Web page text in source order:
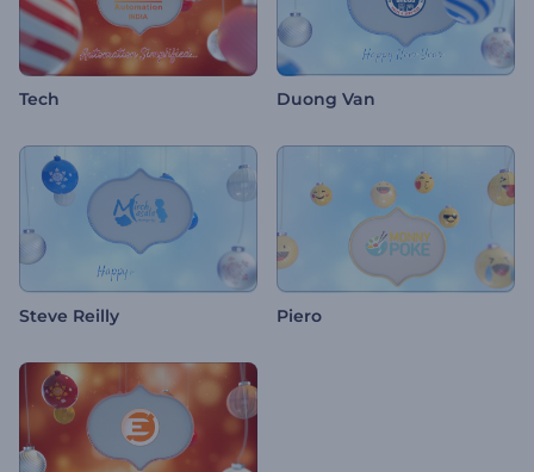
Tech Duong Van
Steve Reilly Piero